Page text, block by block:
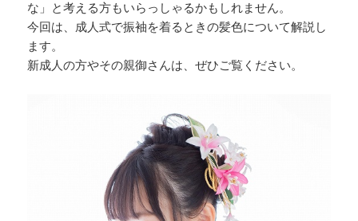
な」と考える方もいらっしゃるかもしれません。
今回は、成人式で振袖を着るときの髪色について解説し
ます。
新成人の方やその親御さんは、ぜひご覧ください。